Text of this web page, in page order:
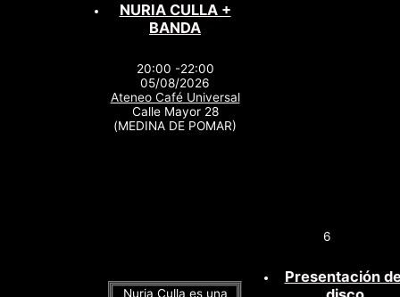
NURIA CULLA +
BANDA
20:00 -22:00
05/08/2026
Ateneo Café Universal
Calle Mayor 28
(MEDINA DE POMAR)
Nuria Culla es una
6
Presentación